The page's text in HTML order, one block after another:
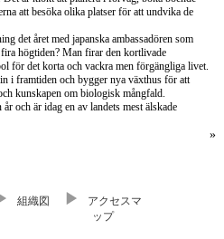
att besöka olika platser för att undvika de
det året med japanska ambassadören som
högtiden? Man firar den kortlivade
för det korta och vackra men förgängliga livet.
i framtiden och bygger nya växthus för att
kunskapen om biologisk mångfald.
och är idag en av landets mest älskade
»
組織図
アクセスマ
ップ